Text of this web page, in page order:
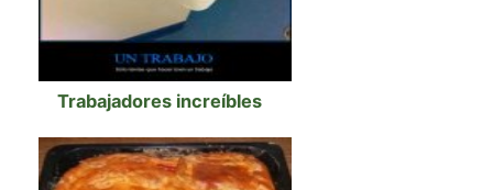
Trabajadores increíbles